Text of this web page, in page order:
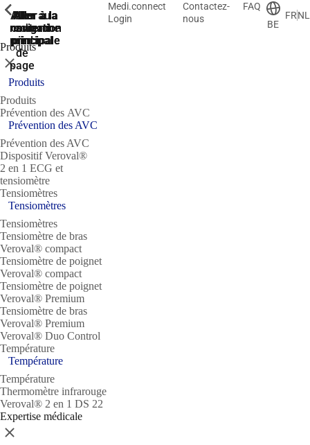
Aller à la
recherche
Aller à la
navigation
principale
Aller à la
navigation
principale
Aller au
contenu
principal
Aller
au
pied
de
page
Medi.connect
Login
Contactez-
nous
FAQ
BE
FRNL
Produits
ShowPrevious
Fermer
Produits
Produits
Prévention des AVC
ShowPrevious
Prévention des AVC
Prévention des AVC
Dispositif Veroval®
2 en 1 ECG et
tensiomètre
Tensiomètres
ShowPrevious
Tensiomètres
Tensiomètres
Tensiomètre de bras
Veroval® compact
Tensiomètre de poignet
Veroval® compact
Tensiomètre de poignet
Veroval® Premium
Tensiomètre de bras
Veroval® Premium
Veroval® Duo Control
Température
ShowPrevious
Température
Température
Thermomètre infrarouge
Veroval® 2 en 1 DS 22
Expertise médicale
ShowPrevious
Fermer
ShowPrevious
ShowPrevious